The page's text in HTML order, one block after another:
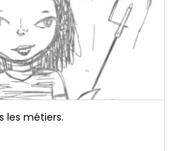
les métiers.